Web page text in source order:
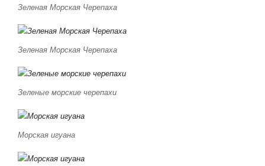
Зеленая Морская Черепаха
Зеленая Морская Черепаха
Зеленые морские черепахи
Морская игуана